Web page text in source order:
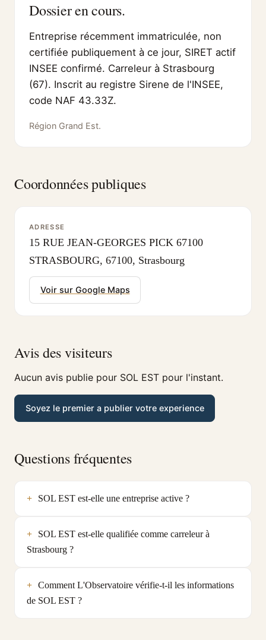
Dossier en cours.
Entreprise récemment immatriculée, non
certifiée publiquement à ce jour, SIRET actif
INSEE confirmé. Carreleur à Strasbourg
(67). Inscrit au registre Sirene de l'INSEE,
code NAF 43.33Z.
Région Grand Est.
Coordonnées publiques
ADRESSE
15 RUE JEAN-GEORGES PICK 67100
STRASBOURG, 67100, Strasbourg
Voir sur Google Maps
Avis des visiteurs
Aucun avis publie pour SOL EST pour l'instant.
Soyez le premier a publier votre experience
Questions fréquentes
SOL EST est-elle une entreprise active ?
SOL EST est-elle qualifiée comme carreleur à
Strasbourg ?
Comment L'Observatoire vérifie-t-il les informations
de SOL EST ?